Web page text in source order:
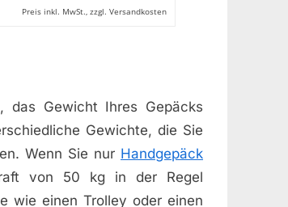
Preis inkl. MwSt., zzgl. Versandkosten
das Gewicht Ihres Gepäcks
Gewichte, die Sie
Wenn Sie nur Handgepäck
von 50 kg in der Regel
wie einen Trolley oder einen